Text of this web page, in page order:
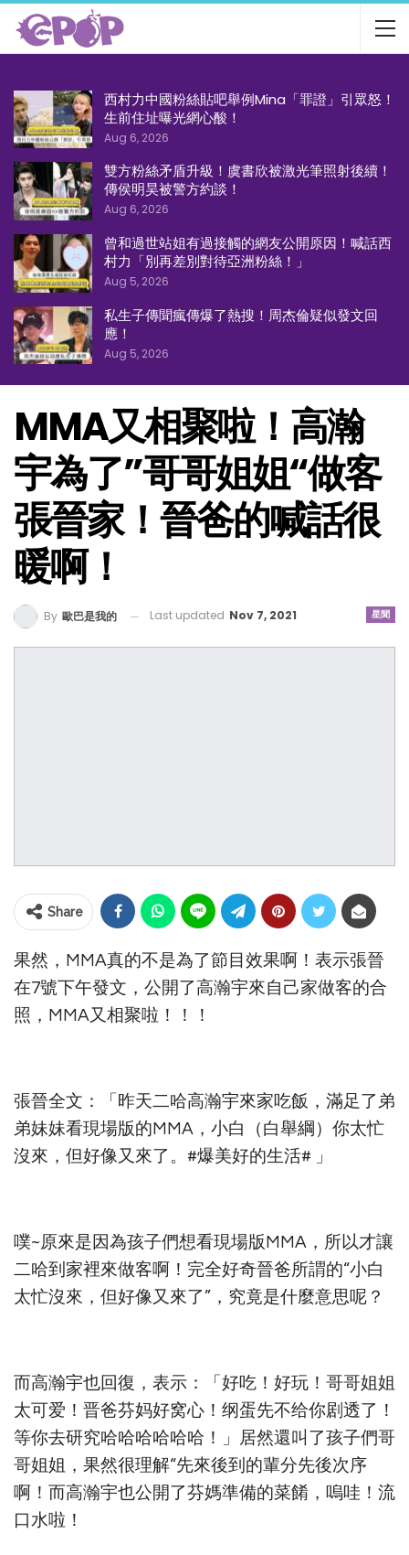
西村力中國粉絲貼吧舉例Mina「罪證」引眾怒！
生前住址曝光網心酸！
Aug 6, 2026
雙方粉絲矛盾升級！虞書欣被激光筆照射後續！
傳侯明昊被警方約談！
Aug 6, 2026
曾和過世站姐有過接觸的網友公開原因！喊話西
村力「別再差別對待亞洲粉絲！」
Aug 5, 2026
私生子傳聞瘋傳爆了熱搜！周杰倫疑似發文回
應！
Aug 5, 2026
MMA又相聚啦！高瀚
宇為了”哥哥姐姐“做客
張晉家！晉爸的喊話很
暖啊！
星聞
By 歐巴是我的 Last updated Nov 7, 2021
Share
果然，MMA真的不是為了節目效果啊！表示張晉
在7號下午發文，公開了高瀚宇來自己家做客的合
照，MMA又相聚啦！！！
張晉全文：「昨天二哈高瀚宇來家吃飯，滿足了弟
弟妹妹看現場版的MMA，小白（白舉綱）你太忙
沒來，但好像又來了。#爆美好的生活# ​​​」
噗~原來是因為孩子們想看現場版MMA，所以才讓
二哈到家裡來做客啊！完全好奇晉爸所謂的“小白
太忙沒來，但好像又來了”，究竟是什麼意思呢？
而高瀚宇也回復，表示：「好吃！好玩！哥哥姐姐
太可爱！晋爸芬妈好窝心！纲蛋先不给你剧透了！
等你去研究哈哈哈哈哈哈！」居然還叫了孩子們哥
哥姐姐，果然很理解“先來後到的輩分先後次序
啊！而高瀚宇也公開了芬媽準備的菜餚，嗚哇！流
口水啦！